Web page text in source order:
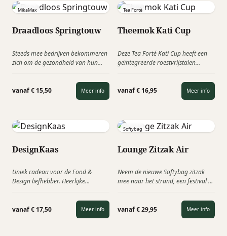
drukken. Het houdt dranken 2 uur
MikaMax
Draadloos Springtouw
Steeds mee bedrijven bekommeren
zich om de gezondheid van hun
wireless springtouw van MikaMax is
voor deze tendens een ideaal
vanaf € 15,50 Meer info
Tea Fortè
Theemok Kati Cup
Deze Tea Forté Kati Cup heeft een
geïntegreerde roestvrijstalen
een heerlijke kop losse thee te
zetten. Mooi cadeautje met Pasen,
Secretaresse dag of Dag van de
vanaf € 16,95 Meer info
DesignKaas
Uniek cadeau voor de Food &
Design liefhebber. Heerlijke
met een Dutch Design. U kunt deze
DesignKaasook volledig
personaliseren met uw eigen logo.
vanaf € 17,50 Meer info
Softybag
Lounge Zitzak Air
Neem de nieuwe Softybag zitzak
mee naar het strand, een festival of
is opvouwbaar, gemakkelijk mee te
nemen en eenvoudig met lucht te
vullen. Naast het hoogwaardige
vanaf € 29,95 Meer info